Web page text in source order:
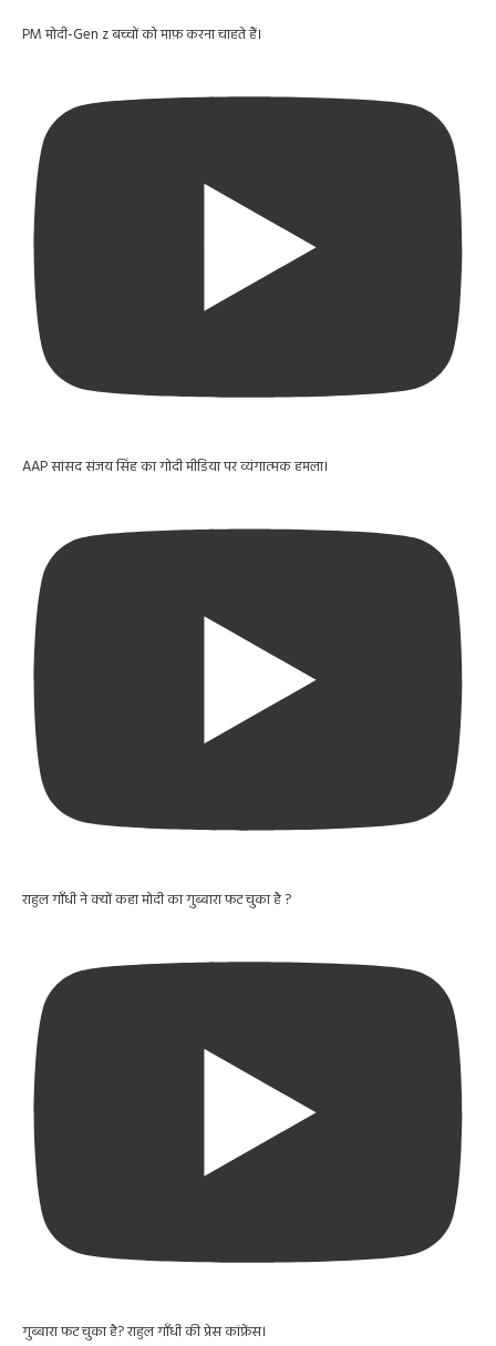
PM मोदी-Gen z बच्चों को माफ़ करना चाहते हैं।
AAP सांसद संजय सिंह का गोदी मीडिया पर व्यंगात्मक हमला।
राहुल गाँधी ने क्यों कहा मोदी का गुब्बारा फट चुका है ?
गुब्बारा फट चुका है? राहुल गाँधी की प्रेस कांफ्रेंस।